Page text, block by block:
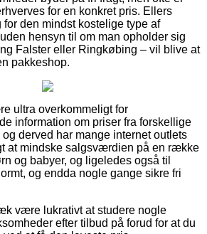
for en konkret pris. Ellers
den mindst kostelige type af
hensyn til om man opholder sig
Falster eller Ringkøbing – vil blive at
pakkeshop.
ultra overkommeligt for
information om priser fra forskellige
derved har mange internet outlets
at mindske salgsværdien på en række
og babyer, og ligeledes også til
og endda nogle gange sikre fri
være lukrativt at studere nogle
efter tilbud på forud for at du